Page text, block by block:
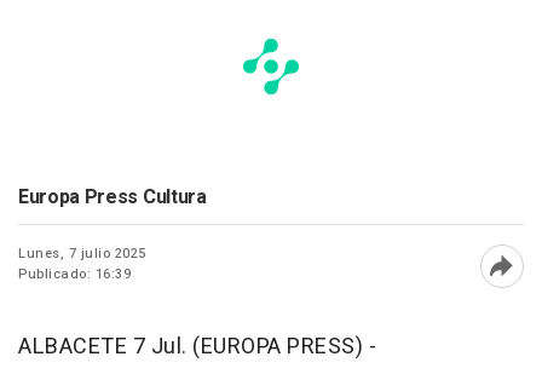
Europa Press Cultura
Lunes, 7 julio 2025
Publicado: 16:39
ALBACETE 7 Jul. (EUROPA PRESS) -